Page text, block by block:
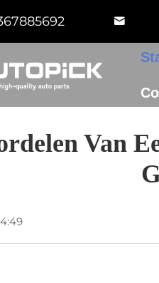
Van